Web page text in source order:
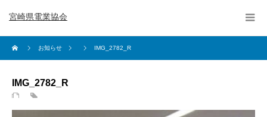
宮崎県電業協会
お知らせ IMG_2782_R
IMG_2782_R